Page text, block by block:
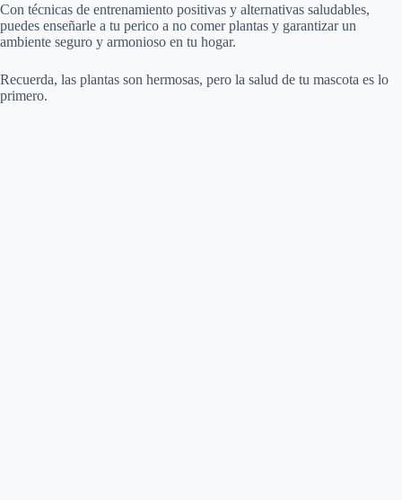
Con técnicas de entrenamiento positivas y alternativas saludables,
puedes enseñarle a tu perico a no comer plantas y garantizar un
ambiente seguro y armonioso en tu hogar.
Recuerda, las plantas son hermosas, pero la salud de tu mascota es lo
primero.